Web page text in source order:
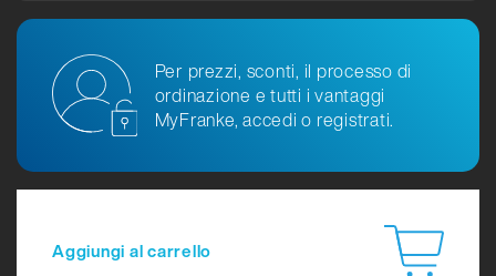
Per prezzi, sconti, il processo di
ordinazione e tutti i vantaggi
MyFranke, accedi o registrati.
Aggiungi al carrello